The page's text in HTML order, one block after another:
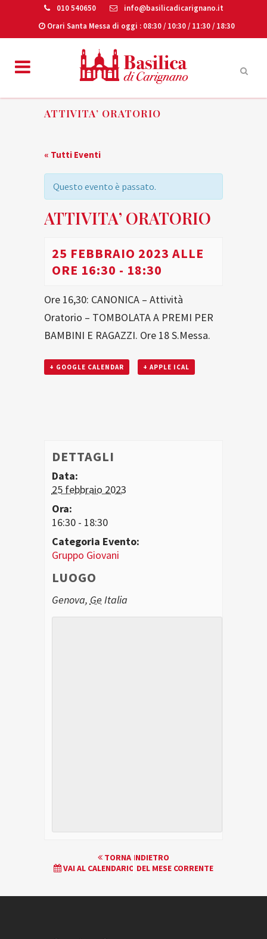
010 540650
info@basilicadicarignano.it
Orari Santa Messa di oggi : 08:30 / 10:30 / 11:30 / 18:30
ATTIVITA’ ORATORIO
« Tutti Eventi
Questo evento è passato.
ATTIVITA’ ORATORIO
25 FEBBRAIO 2023 ALLE
ORE 16:30 - 18:30
Ore 16,30: CANONICA – Attività
Oratorio – TOMBOLATA A PREMI PER
BAMBINI E RAGAZZI. Ore 18 S.Messa.
+ GOOGLE CALENDAR + APPLE ICAL
DETTAGLI
Data:
25 febbraio 2023
Ora:
16:30 - 18:30
Categoria Evento:
Gruppo Giovani
LUOGO
Genova, Ge Italia
EVENTO
NAVIGATION
TORNA INDIETRO
VAI AL CALENDARIO DEL MESE CORRENTE